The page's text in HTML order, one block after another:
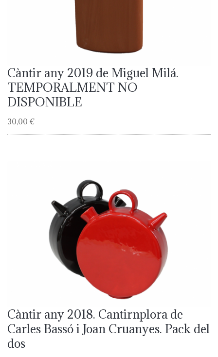
Càntir any 2019 de Miguel Milá.
TEMPORALMENT NO
DISPONIBLE
30,00 €
Càntir any 2018. Cantirnplora de
Carles Bassó i Joan Cruanyes. Pack del
dos